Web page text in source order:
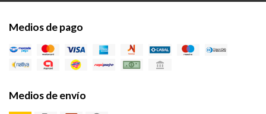
Medios de pago
Medios de envío